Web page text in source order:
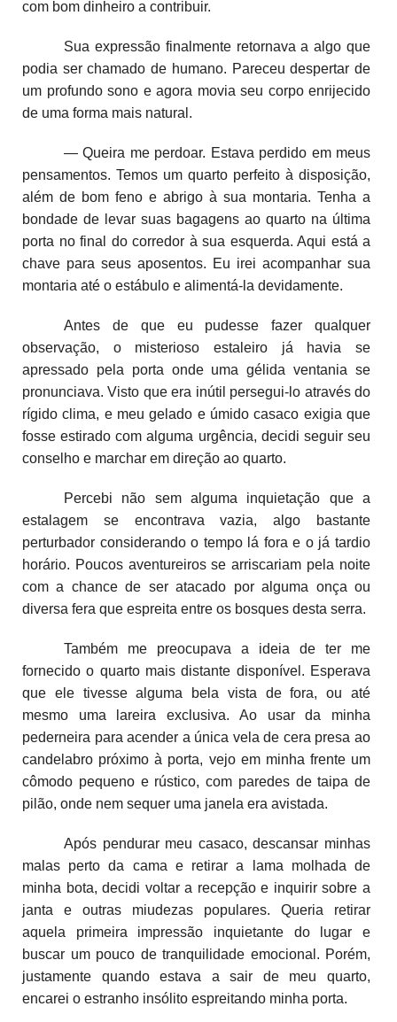
com bom dinheiro a contribuir.
Sua expressão finalmente retornava a algo que
podia ser chamado de humano. Pareceu despertar de
um profundo sono e agora movia seu corpo enrijecido
de uma forma mais natural.
— Queira me perdoar. Estava perdido em meus
pensamentos. Temos um quarto perfeito à disposição,
além de bom feno e abrigo à sua montaria. Tenha a
bondade de levar suas bagagens ao quarto na última
porta no final do corredor à sua esquerda. Aqui está a
chave para seus aposentos. Eu irei acompanhar sua
montaria até o estábulo e alimentá-la devidamente.
Antes de que eu pudesse fazer qualquer
observação, o misterioso estaleiro já havia se
apressado pela porta onde uma gélida ventania se
pronunciava. Visto que era inútil persegui-lo através do
rígido clima, e meu gelado e úmido casaco exigia que
fosse estirado com alguma urgência, decidi seguir seu
conselho e marchar em direção ao quarto.
Percebi não sem alguma inquietação que a
estalagem se encontrava vazia, algo bastante
perturbador considerando o tempo lá fora e o já tardio
horário. Poucos aventureiros se arriscariam pela noite
com a chance de ser atacado por alguma onça ou
diversa fera que espreita entre os bosques desta serra.
Também me preocupava a ideia de ter me
fornecido o quarto mais distante disponível. Esperava
que ele tivesse alguma bela vista de fora, ou até
mesmo uma lareira exclusiva. Ao usar da minha
pederneira para acender a única vela de cera presa ao
candelabro próximo à porta, vejo em minha frente um
cômodo pequeno e rústico, com paredes de taipa de
pilão, onde nem sequer uma janela era avistada.
Após pendurar meu casaco, descansar minhas
malas perto da cama e retirar a lama molhada de
minha bota, decidi voltar a recepção e inquirir sobre a
janta e outras miudezas populares. Queria retirar
aquela primeira impressão inquietante do lugar e
buscar um pouco de tranquilidade emocional. Porém,
justamente quando estava a sair de meu quarto,
encarei o estranho insólito espreitando minha porta.